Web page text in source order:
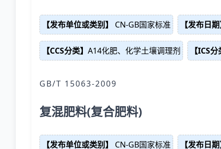
【发布单位或类别】 CN-GB国家标准 【发布日期
【CCS分类】 A14化肥、化学土壤调理剂 【ICS分
GB/T 15063-2009
复混肥料(复合肥料)
【发布单位或类别】 CN-GB国家标准 【发布日期